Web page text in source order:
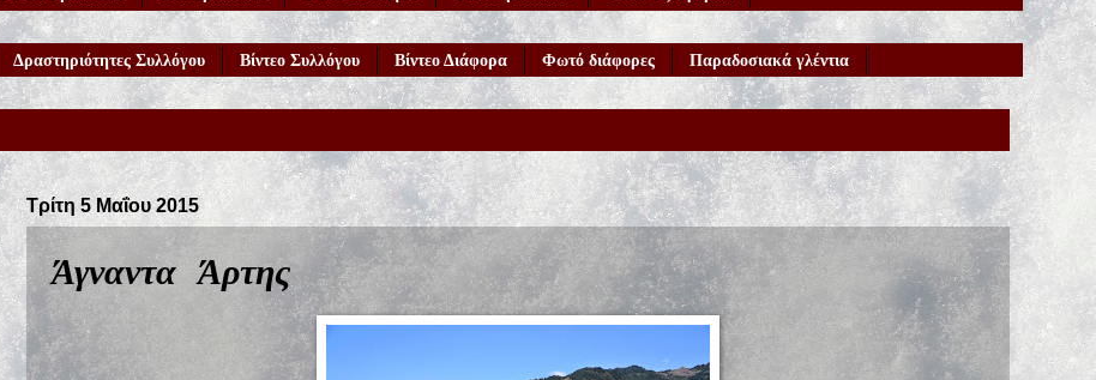
Δραστηριότητες Συλλόγου Βίντεο Συλλόγου Βίντεο Διάφορα Φωτό διάφορες Παραδοσιακά γλέντια
Τρίτη 5 Μαΐου 2015
Άγναντα Άρτης